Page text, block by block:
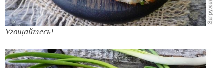
Угощайтесь!